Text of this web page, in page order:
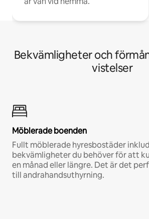
Bekvämligheter och
vistelser
Möblerade boenden
Fullt möblerade hyresbostäder
bekvämligheter du behöver för att
en månad eller längre. Det är det
till andrahandsuthyrning.